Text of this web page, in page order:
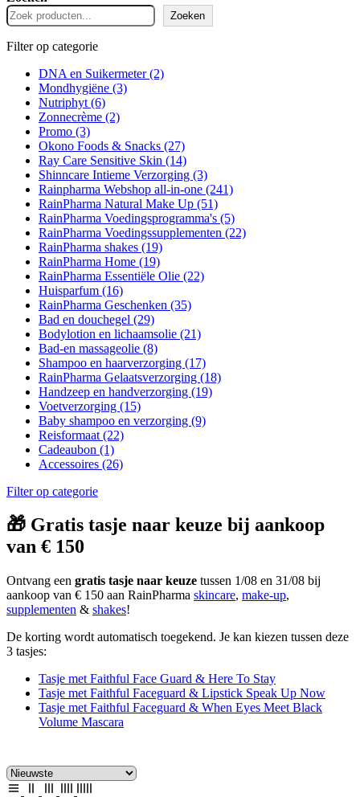
Zoeken
Filter op categorie
DNA en Suikermeter(2)
Mondhygiëne (3)
Nutriphyt (6)
Zonnecrème (2)
Promo (3)
Okono Foods & Snacks (27)
Ray Care Sensitive Skin (14)
Shinncare Intieme Verzorging (3)
Rainpharma Webshop all-in-one (241)
RainPharma Natural Make Up (51)
RainPharma Voedingsprogramma's (5)
RainPharma Voedingssupplementen (22)
RainPharma shakes (19)
RainPharma Home (19)
RainPharma Essentiële Olie (22)
Huisparfum (16)
RainPharma Geschenken (35)
Bad en douchegel (29)
Bodylotion en lichaamsolie (21)
Bad-en massageolie (8)
Shampoo en haarverzorging (17)
RainPharma Gelaatsverzorging (18)
Handzeep en handverzorging (19)
Voetverzorging (15)
Baby shampoo en verzorging (9)
Reisformaat (22)
Cadeaubon (1)
Accessoires (26)
Filter op categorie
🎁 Gratis tasje naar keuze bij aankoop
van € 150
Ontvang een gratis tasje naar keuze tussen 1/08 en 31/08 bij
aankoop van € 150 aan RainPharma skincare, make-up,
supplementen & shakes!
De korting wordt automatisch toegekend. Je kan kiezen tussen deze
3 tasjes:
Tasje met Faithful Face Guard & Here To Stay
Tasje met Faithful Faceguard & Lipstick Speak Up Now
Tasje met Faithful Faceguard & When Eyes Meet Black
Volume Mascara